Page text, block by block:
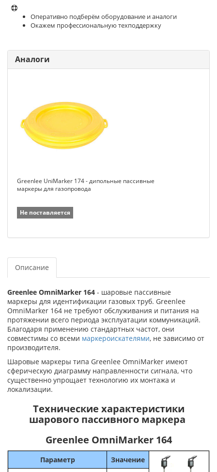
Оперативно подберём оборудование и аналоги
Окажем профессиональную техподдержку
Аналоги
Greenlee UniMarker 174 - дипольные пассивные
маркеры для газопровода
Не поставляется
Описание
Greenlee OmniMarker 164 - шаровые пассивные
маркеры для идентификации газовых труб. Greenlee
OmniMarker 164 не требуют обслуживания и питания на
протяжении всего периода эксплуатации коммуникаций.
Благодаря применению стандартных частот, они
совместимы со всеми маркероискателями, не зависимо от
производителя.
Шаровые маркеры типа Greenlee OmniMarker имеют
сферическую диаграмму направленности сигнала, что
существенно упрощает технологию их монтажа и
локализации.
Технические характеристики
шарового пассивного маркера
Greenlee OmniMarker 164
Параметр
Значение